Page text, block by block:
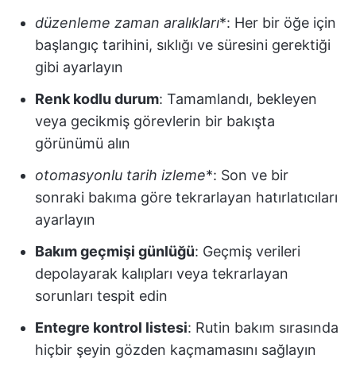
düzenleme zaman aralıkları*: Her bir öğe için
başlangıç tarihini, sıklığı ve süresini gerektiği
gibi ayarlayın
Renk kodlu durum: Tamamlandı, bekleyen
veya gecikmiş görevlerin bir bakışta
görünümü alın
otomasyonlu tarih izleme*: Son ve bir
sonraki bakıma göre tekrarlayan hatırlatıcıları
ayarlayın
Bakım geçmişi günlüğü: Geçmiş verileri
depolayarak kalıpları veya tekrarlayan
sorunları tespit edin
Entegre kontrol listesi: Rutin bakım sırasında
hiçbir şeyin gözden kaçmamasını sağlayın